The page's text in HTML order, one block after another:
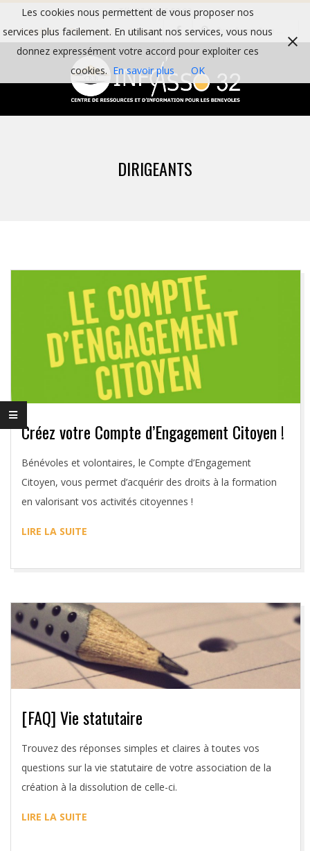
to
content
Tél : 05 62 06 59 82
Actualités Partenaires Contact
I
A
O
3
2
DIRIGEANTS
Créez votre Compte d’Engagement Citoyen !
2019-
02-
26
Bénévoles et volontaires, le Compte d’Engagement
Citoyen, vous permet d’acquérir des droits à la formation
en valorisant vos activités citoyennes !
LIRE LA SUITE
[FAQ] Vie statutaire
2016-
04-
07
Trouvez des réponses simples et claires à toutes vos
questions sur la vie statutaire de votre association de la
création à la dissolution de celle-ci.
LIRE LA SUITE
Les cookies nous permettent de vous proposer nos
services plus facilement. En utilisant nos services, vous nous
donnez expressément votre accord pour exploiter ces
cookies. En savoir plus OK